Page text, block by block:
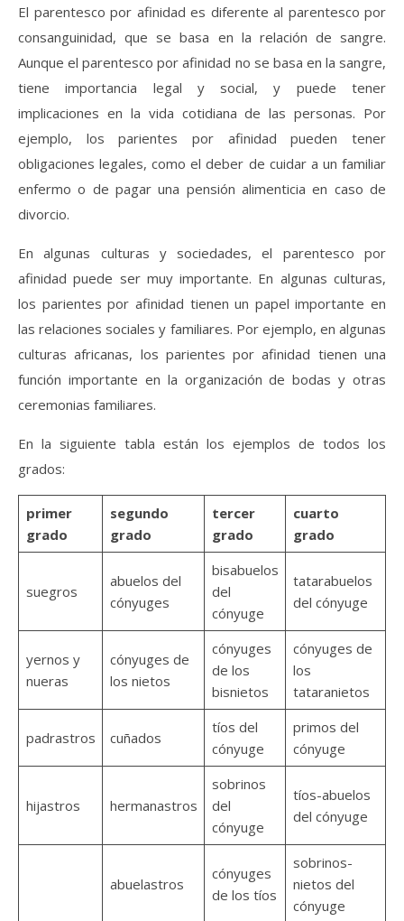
El parentesco por afinidad es diferente al parentesco por
consanguinidad, que se basa en la relación de sangre.
Aunque el parentesco por afinidad no se basa en la sangre,
tiene importancia legal y social, y puede tener
implicaciones en la vida cotidiana de las personas. Por
ejemplo, los parientes por afinidad pueden tener
obligaciones legales, como el deber de cuidar a un familiar
enfermo o de pagar una pensión alimenticia en caso de
divorcio.
En algunas culturas y sociedades, el parentesco por
afinidad puede ser muy importante. En algunas culturas,
los parientes por afinidad tienen un papel importante en
las relaciones sociales y familiares. Por ejemplo, en algunas
culturas africanas, los parientes por afinidad tienen una
función importante en la organización de bodas y otras
ceremonias familiares.
En la siguiente tabla están los ejemplos de todos los
grados:
primer
grado
segundo
grado
tercer
grado
cuarto
grado
suegros
abuelos del
cónyuges
bisabuelos
del
cónyuge
tatarabuelos
del cónyuge
yernos y
nueras
cónyuges de
los nietos
cónyuges
de los
bisnietos
cónyuges de
los
tataranietos
padrastros cuñados
tíos del
cónyuge
primos del
cónyuge
hijastros hermanastros
sobrinos
del
cónyuge
tíos-abuelos
del cónyuge
abuelastros
cónyuges
de los tíos
sobrinos-
nietos del
cónyuge